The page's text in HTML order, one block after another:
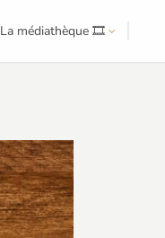
La médiathèque 🎞️